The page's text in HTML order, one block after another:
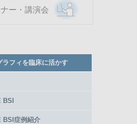
ー・講演会
ラフィを臨床に活かす
BSI
BSI症例紹介